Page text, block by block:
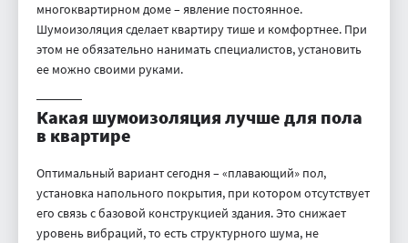
многоквартирном доме – явление постоянное.
Шумоизоляция сделает квартиру тише и комфортнее. При
этом не обязательно нанимать специалистов, установить
ее можно своими руками.
Какая шумоизоляция лучше для пола
в квартире
Оптимальный вариант сегодня – «плавающий» пол,
установка напольного покрытия, при котором отсутствует
его связь с базовой конструкцией здания. Это снижает
уровень вибраций, то есть структурного шума, не